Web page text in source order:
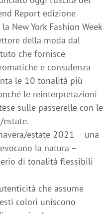
Report edizione
New York Fashion Week
della moda dal
che fornisce
e consulenza
le 10 tonalità più
le reinterpretazioni
sulle passerelle con le
estate.
estate 2021 – una
la natura –
di tonalità flessibili
che assume
colori uniscono